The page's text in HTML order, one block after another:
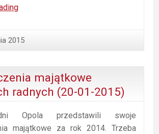
Niebezpieczeństwo
firm
01-
2015)
2015
majątkowe
radnych (20-01-2015)
Opola przedstawili swoje
majątkowe za rok 2014. Trzeba